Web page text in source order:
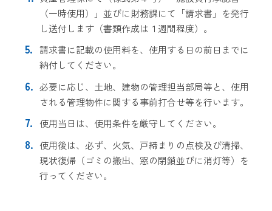
（一時使用）」並びに財務課にて「請求書」を発行
し送付します（書類作成は１週間程度）。
請求書に記載の使用料を、使用する日の前日までに
納付してください。
必要に応じ、土地、建物の管理担当部局等と、使用
される管理物件に関する事前打合せ等を行います。
使用当日は、使用条件を厳守してください。
使用後は、必ず、火気、戸締まりの点検及び清掃、
現状復帰（ゴミの搬出、窓の閉鎖並びに消灯等）を
行ってください。